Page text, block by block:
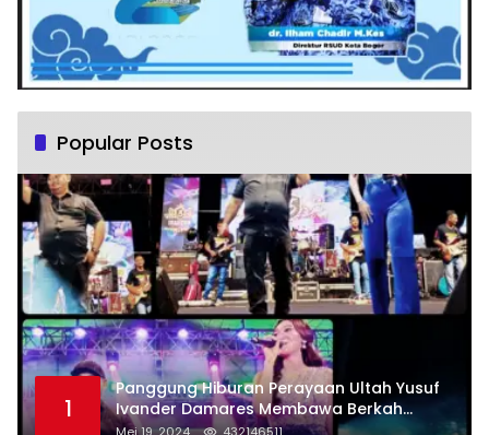
Popular Posts
1
Panggung Hiburan Perayaan Ultah Yusuf
Ivander Damares Membawa Berkah
Warga Kejapanan